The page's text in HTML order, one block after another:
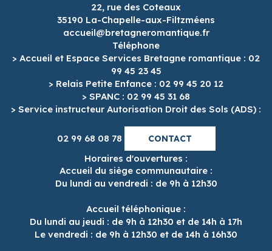
22, rue des Coteaux
35190 La-Chapelle-aux-Filtzméens
accueil@bretagneromantique.fr
Téléphone
> Accueil et Espace Services Bretagne romantique : 02
99 45 23 45
> Relais Petite Enfance : 02 99 45 20 12
> SPANC : 02 99 45 31 68
> Service instructeur Autorisation Droit des Sols (ADS) :
02 99 68 08 78 CONTACT
Horaires d'ouvertures :
Accueil du siège communautaire :
Du lundi au vendredi : de 9h à 12h30
Accueil téléphonique :
Du lundi au jeudi : de 9h à 12h30 et de 14h à 17h
Le vendredi : de 9h à 12h30 et de 14h à 16h30